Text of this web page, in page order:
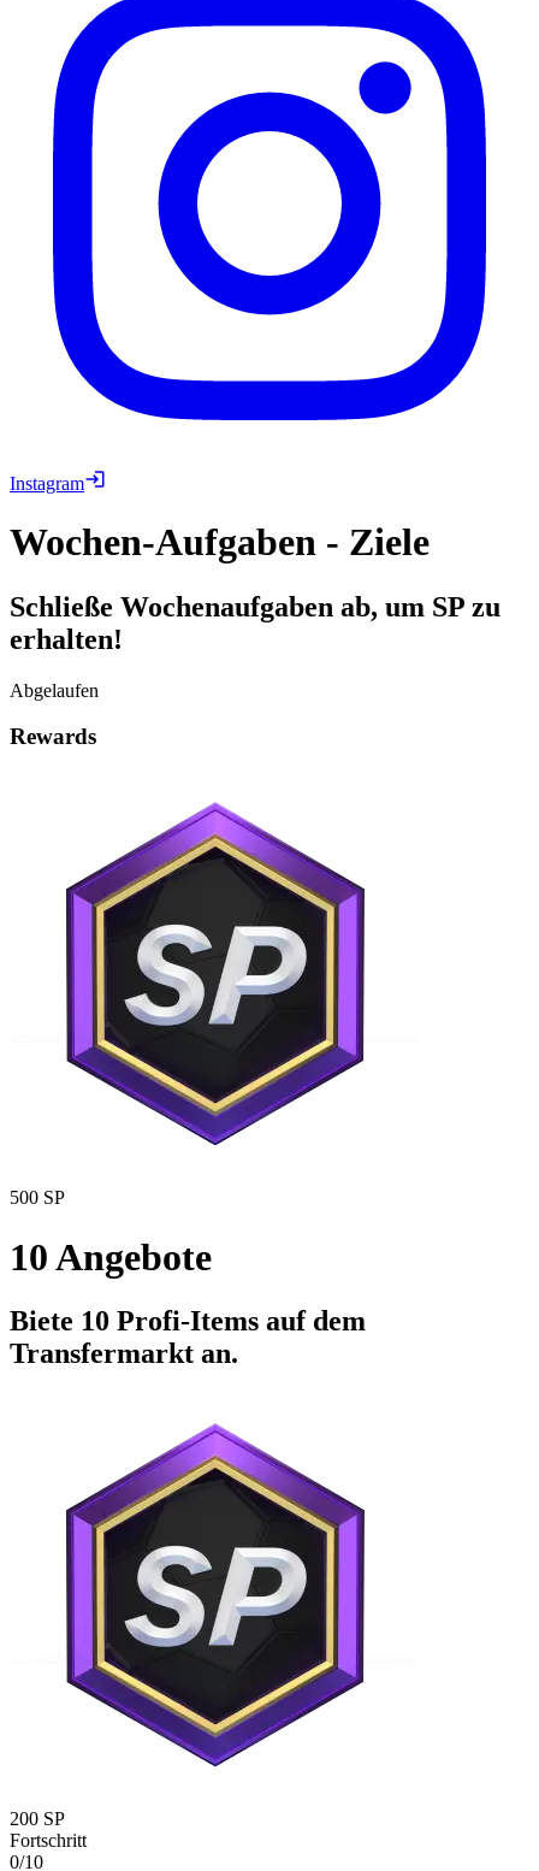
Instagram
Wochen-Aufgaben - Ziele
Schließe Wochenaufgaben ab, um SP zu
erhalten!
Abgelaufen
Rewards
500 SP
10 Angebote
Biete 10 Profi-Items auf dem
Transfermarkt an.
200 SP
Fortschritt
0/10